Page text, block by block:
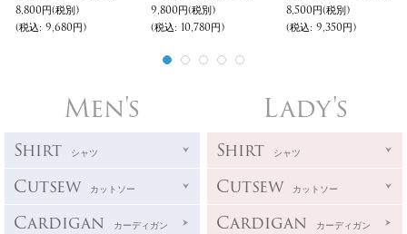
8,800円(税別)
(税込: 9,680円)
9,800円(税別)
(税込: 10,780円)
8,500円(税別)
(税込: 9,350円)
Men's
Shirt シャツ
Cutsew カットソー
Cardigan カーディガン
Lady's
Shirt シャツ
Cutsew カットソー
Cardigan カーディガン